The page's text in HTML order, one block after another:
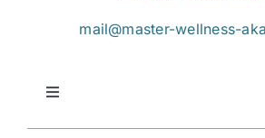
mail@master-wellness-
Toggle